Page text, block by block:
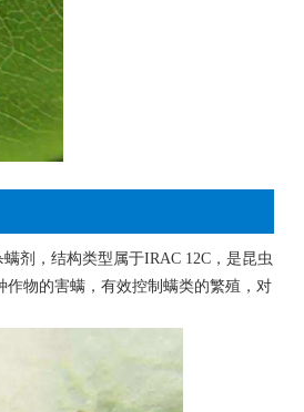
剂，结构类型属于IRAC 12C，是昆虫
物的害螨，有效控制螨类的繁殖，对